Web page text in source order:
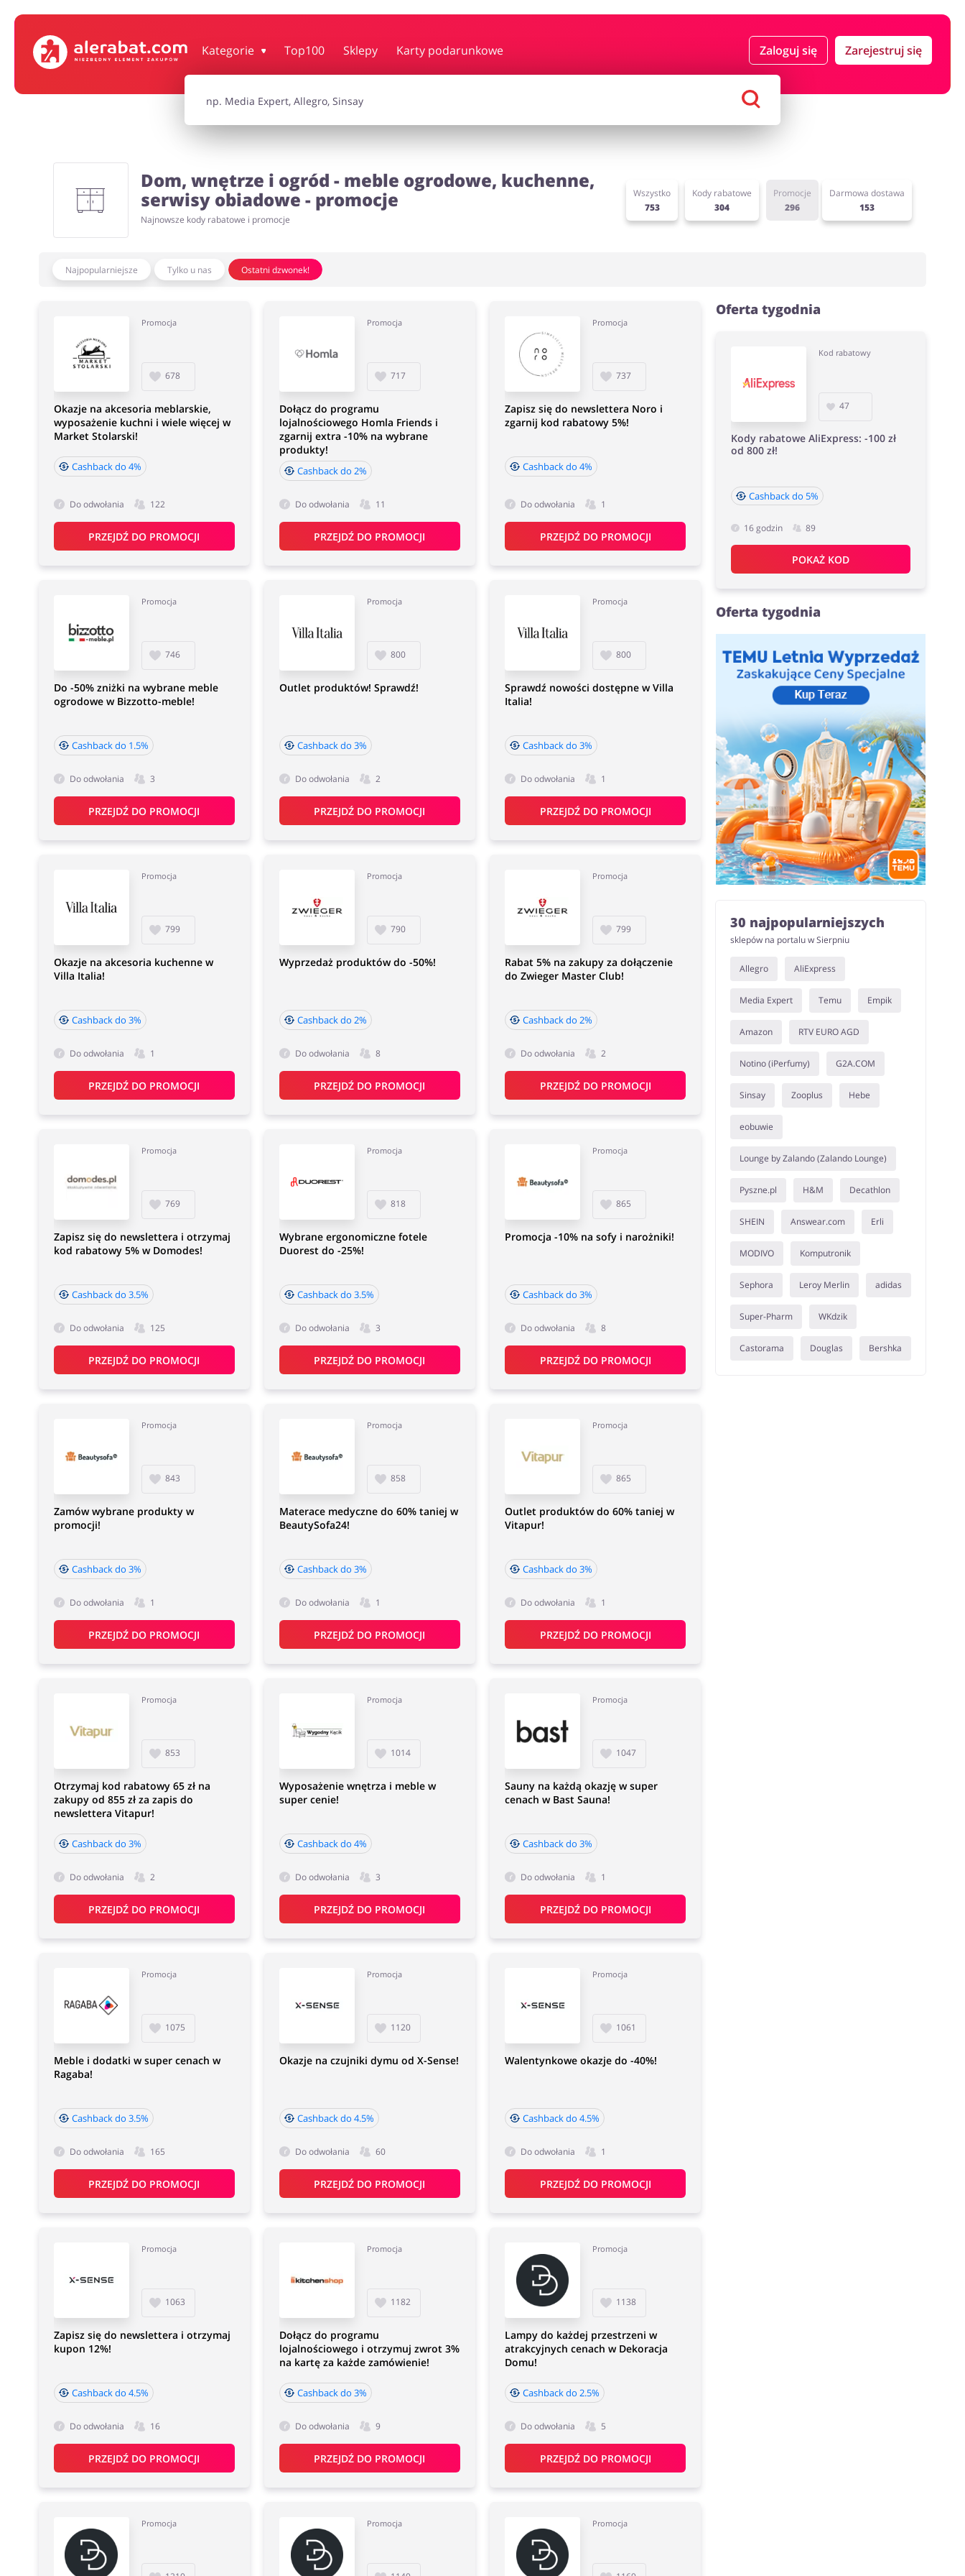
Kategorie Top100 Sklepy Karty podarunkowe Zaloguj się Zarejestruj się
Wszystkie kody rabatowe Wszystkie promocje
Dom, wnętrze i ogród - meble ogrodowe, kuchenne,
serwisy obiadowe - promocje
Najnowsze kody rabatowe i promocje
Wszystko
753
Kody rabatowe
304
Promocje
296
Darmowa dostawa
153
Najpopularniejsze Tylko u nas Ostatni dzwonek!
Promocja
678
Okazje na akcesoria meblarskie,
wyposażenie kuchni i wiele więcej w
Market Stolarski!
Cashback do 4%
Do odwołania 122
PRZEJDŹ DO PROMOCJI
Promocja
717
Dołącz do programu
lojalnościowego Homla Friends i
zgarnij extra -10% na wybrane
produkty!
Cashback do 2%
Do odwołania 11
PRZEJDŹ DO PROMOCJI
Promocja
737
Zapisz się do newslettera Noro i
zgarnij kod rabatowy 5%!
Cashback do 4%
Do odwołania 1
PRZEJDŹ DO PROMOCJI
Promocja
746
Do -50% zniżki na wybrane meble
ogrodowe w Bizzotto-meble!
Cashback do 1.5%
Do odwołania 3
PRZEJDŹ DO PROMOCJI
Promocja
800
Outlet produktów! Sprawdź!
Cashback do 3%
Do odwołania 2
PRZEJDŹ DO PROMOCJI
Promocja
800
Sprawdź nowości dostępne w Villa
Italia!
Cashback do 3%
Do odwołania 1
PRZEJDŹ DO PROMOCJI
Promocja
799
Okazje na akcesoria kuchenne w
Villa Italia!
Cashback do 3%
Do odwołania 1
PRZEJDŹ DO PROMOCJI
Promocja
790
Wyprzedaż produktów do -50%!
Cashback do 2%
Do odwołania 8
PRZEJDŹ DO PROMOCJI
Promocja
799
Rabat 5% na zakupy za dołączenie
do Zwieger Master Club!
Cashback do 2%
Do odwołania 2
PRZEJDŹ DO PROMOCJI
Promocja
769
Zapisz się do newslettera i otrzymaj
kod rabatowy 5% w Domodes!
Cashback do 3.5%
Do odwołania 125
PRZEJDŹ DO PROMOCJI
Promocja
818
Wybrane ergonomiczne fotele
Duorest do -25%!
Cashback do 3.5%
Do odwołania 3
PRZEJDŹ DO PROMOCJI
Promocja
865
Promocja -10% na sofy i narożniki!
Cashback do 3%
Do odwołania 8
PRZEJDŹ DO PROMOCJI
Promocja
843
Zamów wybrane produkty w
promocji!
Cashback do 3%
Do odwołania 1
PRZEJDŹ DO PROMOCJI
Promocja
858
Materace medyczne do 60% taniej w
BeautySofa24!
Cashback do 3%
Do odwołania 1
PRZEJDŹ DO PROMOCJI
Promocja
865
Outlet produktów do 60% taniej w
Vitapur!
Cashback do 3%
Do odwołania 1
PRZEJDŹ DO PROMOCJI
Promocja
853
Otrzymaj kod rabatowy 65 zł na
zakupy od 855 zł za zapis do
newslettera Vitapur!
Cashback do 3%
Do odwołania 2
PRZEJDŹ DO PROMOCJI
Promocja
1014
Wyposażenie wnętrza i meble w
super cenie!
Cashback do 4%
Do odwołania 3
PRZEJDŹ DO PROMOCJI
Promocja
1047
Sauny na każdą okazję w super
cenach w Bast Sauna!
Cashback do 3%
Do odwołania 1
PRZEJDŹ DO PROMOCJI
Promocja
1075
Meble i dodatki w super cenach w
Ragaba!
Cashback do 3.5%
Do odwołania 165
PRZEJDŹ DO PROMOCJI
Promocja
1120
Okazje na czujniki dymu od X-Sense!
Cashback do 4.5%
Do odwołania 60
PRZEJDŹ DO PROMOCJI
Promocja
1061
Walentynkowe okazje do -40%!
Cashback do 4.5%
Do odwołania 1
PRZEJDŹ DO PROMOCJI
Promocja
1063
Zapisz się do newslettera i otrzymaj
kupon 12%!
Cashback do 4.5%
Do odwołania 16
PRZEJDŹ DO PROMOCJI
Promocja
1182
Dołącz do programu
lojalnościowego i otrzymuj zwrot 3%
na kartę za każde zamówienie!
Cashback do 3%
Do odwołania 9
PRZEJDŹ DO PROMOCJI
Promocja
1138
Lampy do każdej przestrzeni w
atrakcyjnych cenach w Dekoracja
Domu!
Cashback do 2.5%
Do odwołania 5
PRZEJDŹ DO PROMOCJI
Promocja Promocja Promocja
Oferta tygodnia
Kod rabatowy
47
Kody rabatowe AliExpress: -100 zł
od 800 zł!
Cashback do 5%
16 godzin 89
POKAŻ KOD
Oferta tygodnia
30 najpopularniejszych
sklepów na portalu w Sierpniu
Allegro AliExpress
Media Expert Temu Empik
Amazon RTV EURO AGD
Notino (iPerfumy) G2A.COM
Sinsay Zooplus Hebe
eobuwie
Lounge by Zalando (Zalando Lounge)
Pyszne.pl H&M Decathlon
SHEIN Answear.com Erli
MODIVO Komputronik
Sephora Leroy Merlin adidas
Super-Pharm WKdzik
Castorama Douglas Bershka